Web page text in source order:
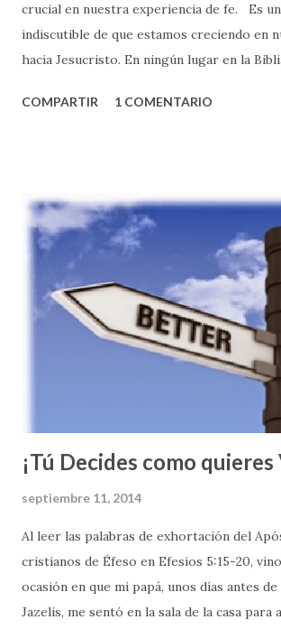
crucial en nuestra experiencia de fe. Es
indiscutible de que estamos creciendo en
hacia Jesucristo. En ningún lugar en la
orar elocuentemente, o que se sabe la
Específicamente, por la forma en que
como nuestro amor por Dios nos lleva a
NUESTRO PROJIMO. --- Hoy, quisiera
sobre una expresión de amor al prójimo
importante: el amor entre los/as
de la fe; o como decimos los metodistas
Cristiano”. Las relaciones entre los
temas más prominentes en la segunda
COMPARTIR 1 COMENTARIO
¡Tú Decides como
septiembre 11, 2014
Al leer las palabras de exhortación del
cristianos de Éfeso en Efesios 5:15-20,
ocasión en que mi papá, unos días antes
Jazelis, me sentó en la sala de la casa para